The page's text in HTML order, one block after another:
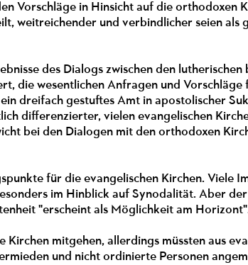
Vorschläge in Hinsicht auf die orthodoxen
weitreichender und verbindlicher seien als
des Dialogs zwischen den
die wesentlichen Anfragen und
dreifach gestuftes Amt in apostolischer
differenzierter, vielen evangelischen
bei den Dialogen mit den orthodoxen
für die evangelischen Kirchen. Viele
im Hinblick auf Synodalität. Aber
"erscheint als Möglichkeit am
Kirchen mitgehen, allerdings müssten aus
und nicht ordinierte Personen